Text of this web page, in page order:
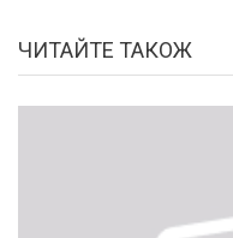
ЧИТАЙТЕ ТАКОЖ